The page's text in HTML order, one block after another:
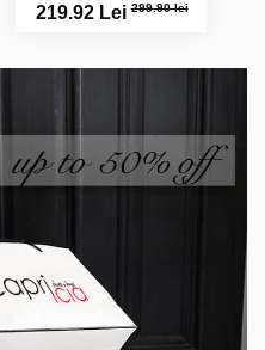
219.92 Lei299.90 lei